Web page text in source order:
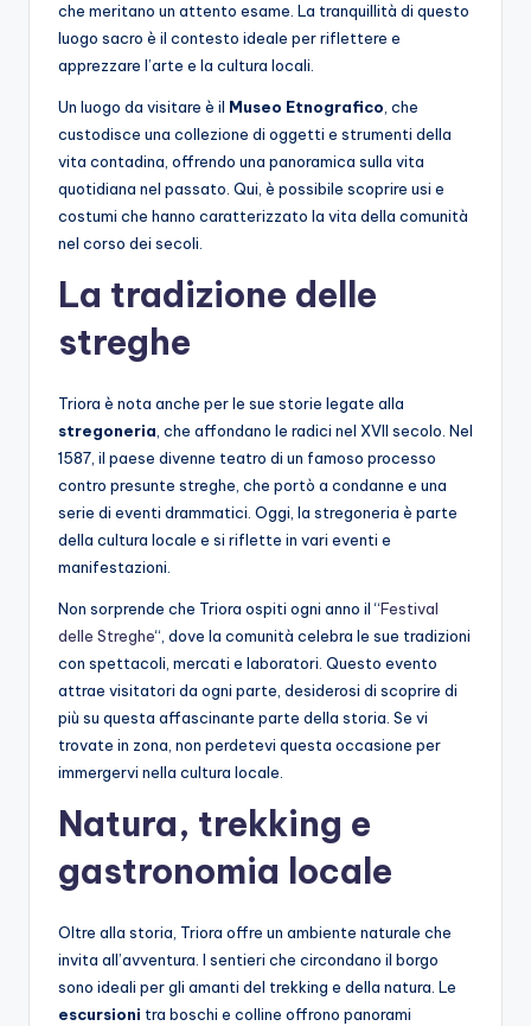
che meritano un attento esame. La tranquillità di questo
luogo sacro è il contesto ideale per riflettere e
apprezzare l’arte e la cultura locali.
Un luogo da visitare è il Museo Etnografico , che
custodisce una collezione di oggetti e strumenti della
vita contadina, offrendo una panoramica sulla vita
quotidiana nel passato. Qui, è possibile scoprire usi e
costumi che hanno caratterizzato la vita della comunità
nel corso dei secoli.
La tradizione delle
streghe
Triora è nota anche per le sue storie legate alla
stregoneria , che affondano le radici nel XVII secolo. Nel
1587, il paese divenne teatro di un famoso processo
contro presunte streghe, che portò a condanne e una
serie di eventi drammatici. Oggi, la stregoneria è parte
della cultura locale e si riflette in vari eventi e
manifestazioni.
Non sorprende che Triora ospiti ogni anno il “Festival
delle Streghe“, dove la comunità celebra le sue tradizioni
con spettacoli, mercati e laboratori. Questo evento
attrae visitatori da ogni parte, desiderosi di scoprire di
più su questa affascinante parte della storia. Se vi
trovate in zona, non perdetevi questa occasione per
immergervi nella cultura locale.
Natura, trekking e
gastronomia locale
Oltre alla storia, Triora offre un ambiente naturale che
invita all’avventura. I sentieri che circondano il borgo
sono ideali per gli amanti del trekking e della natura. Le
escursioni tra boschi e colline offrono panorami